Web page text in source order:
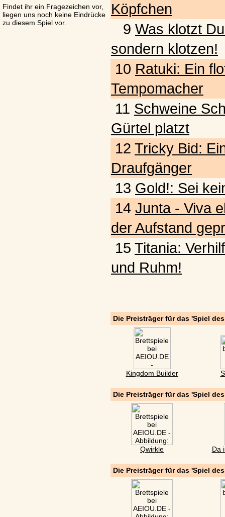
Findet ihr ein Fragezeichen vor,
liegen uns noch keine Eindrücke
zu diesem Spiel vor.
Köpfchen
9 Was klotzt
sondern klotzen!
10 Ratuki: Ein
Tempomacher
11 Schweine
Gürtel platzt
12 Tricky Bid:
Draufgänger
13 Gold!: Sei
14 Junta - Viva
der Aufstand
15 Titania:
und Ruhm!
Die Preisträger für das 'Spiel
Kingdom Builder
Die Preisträger für das 'Spiel
Qwirkle Da
Die Preisträger für das 'Spiel